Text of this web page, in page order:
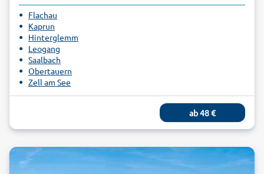
Flachau
Kaprun
Hinterglemm
Leogang
Saalbach
Obertauern
Zell am See
Filzmoos
Bad Hofgastein
Fuschl
St. Michael
ab48€